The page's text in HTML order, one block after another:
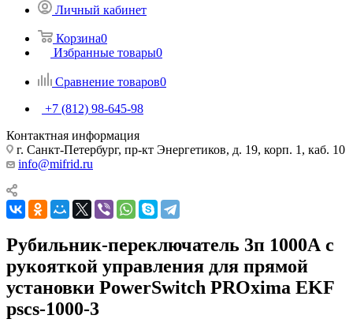
Личный кабинет
Корзина0
Избранные товары0
Сравнение товаров0
+7 (812) 98-645-98
Контактная информация
г. Санкт-Петербург, пр-кт Энергетиков, д. 19, корп. 1, каб. 10
info@mifrid.ru
Рубильник-переключатель 3п 1000А с
рукояткой управления для прямой
установки PowerSwitch PROxima EKF
pscs-1000-3